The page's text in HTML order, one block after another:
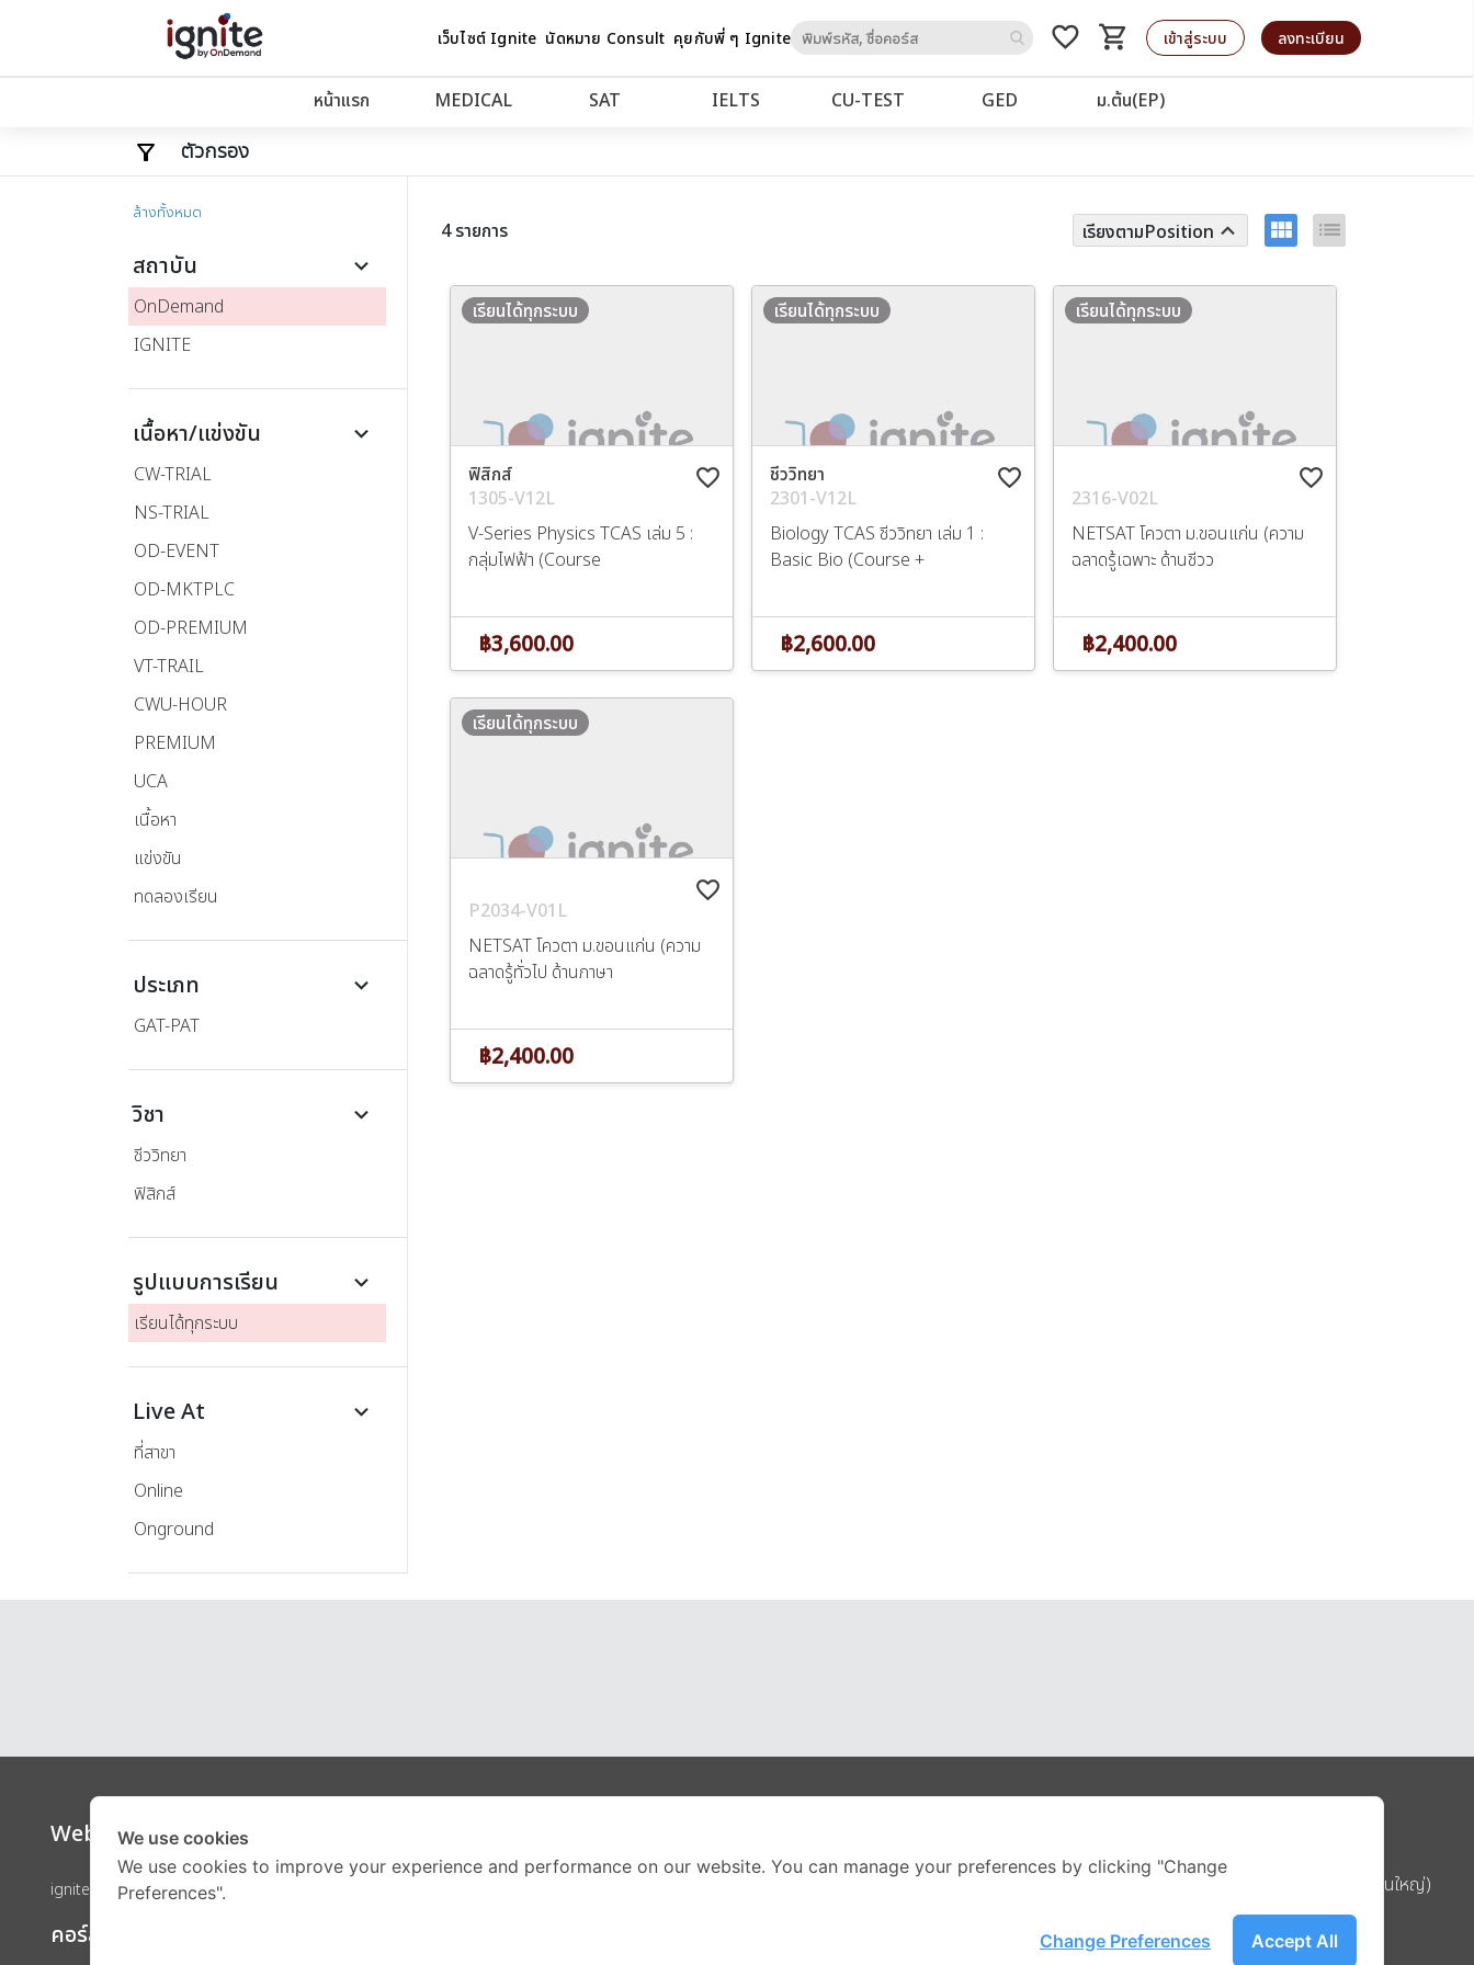
เว็บไซต์ Ignite นัดหมาย Consult คุยกับพี่ ๆ Igniteto
favorite_border shopping_cart
รถเข็น เข้าสู่ระบบ ลงทะเบียน
หน้าแรก MEDICAL SAT IELTS CU‑TEST GED ม.ต้น(EP)
ตัวกรอง
ล้างทั้งหมด
สถาบัน keyboard_arrow_down
OnDemand
IGNITE
เนื้อหา/แข่งขัน keyboard_arrow_down
CW-TRIAL
NS-TRIAL
OD-EVENT
OD-MKTPLC
OD-PREMIUM
VT-TRAIL
CWU-HOUR
PREMIUM
UCA
เนื้อหา
แข่งขัน
ทดลองเรียน
ประเภท keyboard_arrow_down
GAT-PAT
วิชา keyboard_arrow_down
ชีววิทยา
ฟิสิกส์
รูปแบบการเรียน keyboard_arrow_down
เรียนได้ทุกระบบ
Live At keyboard_arrow_down
ที่สาขา
Online
Onground
4 รายการ เรียงตามPosition keyboard_arrow_up view_module list
favorite_border
ฟิสิกส์
1305-V12L
V-Series Physics TCAS เล่ม 5 :
กลุ่มไฟฟ้า (Course
เรียนได้ทุกระบบ
฿3,600.00
favorite_border
ชีววิทยา
2301-V12L
Biology TCAS ชีววิทยา เล่ม 1 :
Basic Bio (Course +
เรียนได้ทุกระบบ
฿2,600.00
favorite_border
2316-V02L
NETSAT โควตา ม.ขอนแก่น (ความ
ฉลาดรู้เฉพาะ ด้านชีวว
เรียนได้ทุกระบบ
฿2,400.00
favorite_border
P2034-V01L
NETSAT โควตา ม.ขอนแก่น (ความ
ฉลาดรู้ทั่วไป ด้านภาษา
เรียนได้ทุกระบบ
฿2,400.00
Website
ignite by OnDemand
คอร์สเรียน
บริษัท อิกไนท์ เอ สตาร์ จำกัด (สำนักงานใหญ่)
ignite สาขา MBK Tower ชั้น 15
ถนนพญาไท แขวงวังใหม่ เขตปทุมวัน
We use cookies
We use cookies to improve your experience and performance on our website. You can manage your preferences by clicking "Change
Preferences".
Accept All
Change Preferences